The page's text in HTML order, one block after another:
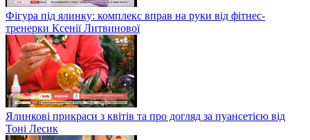
Фігура під ялинку: комплекс вправ на руки від фітнес-
тренерки Ксенії Литвинової
Ялинкові прикраси з квітів та про догляд за пуансетією від
Тоні Лесик